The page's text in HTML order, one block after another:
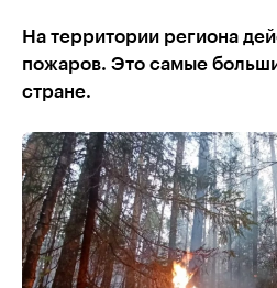
На территории региона
пожаров. Это самые
стране.